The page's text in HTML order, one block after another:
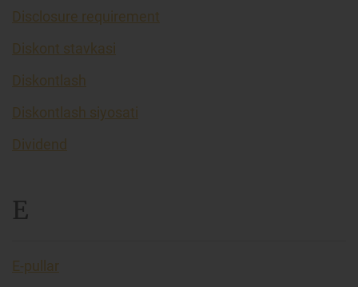
Disclosure requirement
Diskont stavkasi
Diskontlash
Diskontlash siyosati
Dividend
E
E-pullar